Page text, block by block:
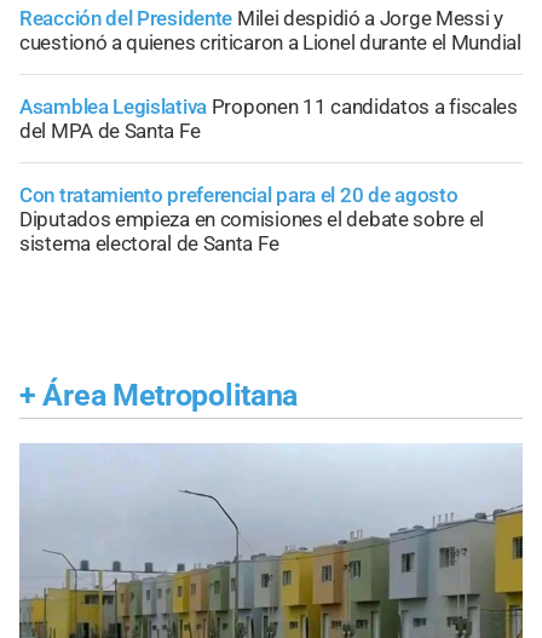
Reacción del Presidente Milei despidió a Jorge Messi y
cuestionó a quienes criticaron a Lionel durante el Mundial
Asamblea Legislativa Proponen 11 candidatos a fiscales
del MPA de Santa Fe
Con tratamiento preferencial para el 20 de agosto
Diputados empieza en comisiones el debate sobre el
sistema electoral de Santa Fe
+ Área Metropolitana